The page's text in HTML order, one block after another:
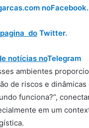
noFacebook.
do Twitter.
notícias noTelegram
ambientes
de riscos e
funciona?”,
em um